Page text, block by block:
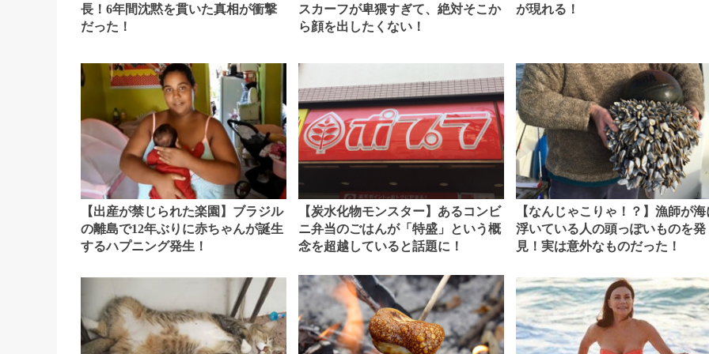
長！6年間沈黙を貫いた真相が衝撃
だった！
スカーフが卑猥すぎて、絶対そこか
ら顔を出したくない！
が現れる！
【出産が禁じられた楽園】ブラジル
の離島で12年ぶりに赤ちゃんが誕生
するハプニング発生！
【炭水化物モンスター】あるコンビ
ニ弁当のごはんが「特盛」という概
念を超越していると話題に！
【なんじゃこりゃ！？】漁師が海
浮いている人の頭っぽいものを発
見！実は意外なものだった！